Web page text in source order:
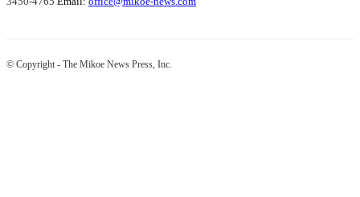
© Copyright - The Mikoe News Press, Inc.